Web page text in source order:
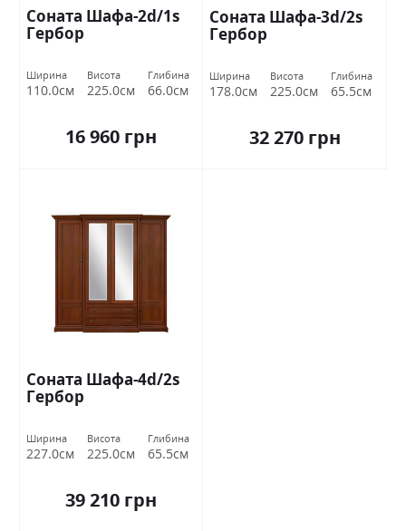
Соната Шафа-2d/1s
Гербор
Ширина
110.0см
Висота
225.0см
Глибина
66.0см
16 960 грн
Соната Шафа-3d/2s
Гербор
Ширина
178.0см
Висота
225.0см
Глибина
65.5см
32 270 грн
Соната Шафа-4d/2s
Гербор
Ширина
227.0см
Висота
225.0см
Глибина
65.5см
39 210 грн